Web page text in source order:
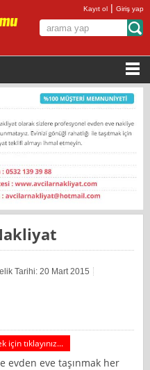
Kayıt ol |Giriş yap
Tarihi: 20 Mart 2015
tıklayınız...
evden eve taşınmak her